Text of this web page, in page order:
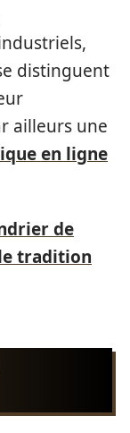
distinguent
ailleurs une
en ligne
de
tradition